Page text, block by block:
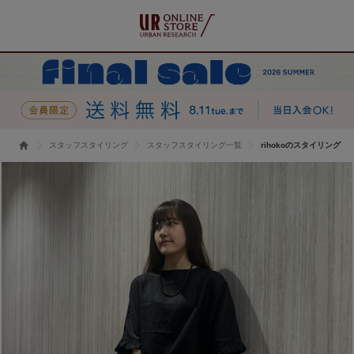
スタッフスタイリング スタッフスタイリング一覧 rihokoのスタイリング